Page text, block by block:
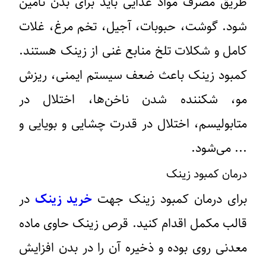
شود. گوشت، حبوبات، آجیل، تخم مرغ، غلات
کامل و شکلات تلخ منابع غنی از زینک هستند.
کمبود زینک باعث ضعف سیستم ایمنی، ریزش
مو، شکننده شدن ناخن‌ها، اختلال در
متابولیسم، اختلال در قدرت چشایی و بویایی و
... می‌شود.
درمان کمبود زینک
برای درمان کمبود زینک جهت خرید زینک در
قالب مکمل اقدام کنید. قرص زینک حاوی ماده
معدنی روی بوده و ذخیره آن را در بدن افزایش